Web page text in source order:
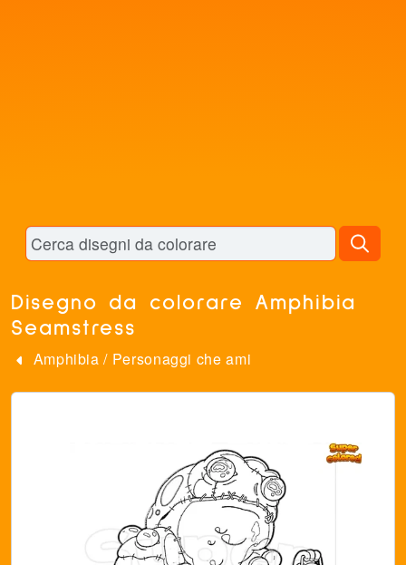
Disegno da colorare Amphibia
Seamstress
Amphibia / Personaggi che ami